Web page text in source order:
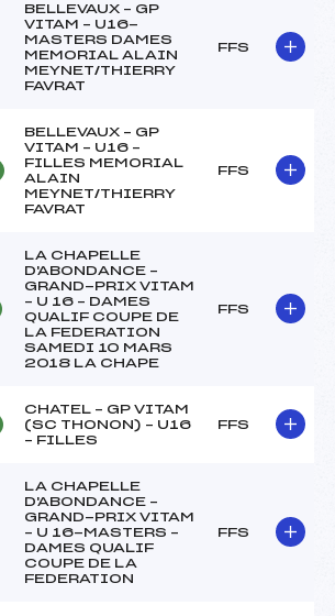
BELLEVAUX – GP
VITAM – U16-
MASTERS DAMES
MEMORIAL ALAIN
MEYNET/THIERRY
FAVRAT
FFS
BELLEVAUX – GP
VITAM – U16 –
FILLES MEMORIAL
ALAIN
MEYNET/THIERRY
FAVRAT
FFS
LA CHAPELLE
D'ABONDANCE –
GRAND-PRIX VITAM
– U 16 – DAMES
QUALIF COUPE DE
LA FEDERATION
SAMEDI 10 MARS
2018 LA CHAPE
FFS
CHATEL – GP VITAM
(SC THONON) – U16
– FILLES
FFS
LA CHAPELLE
D'ABONDANCE –
GRAND-PRIX VITAM
– U 16-MASTERS –
DAMES QUALIF
COUPE DE LA
FEDERATION
FFS